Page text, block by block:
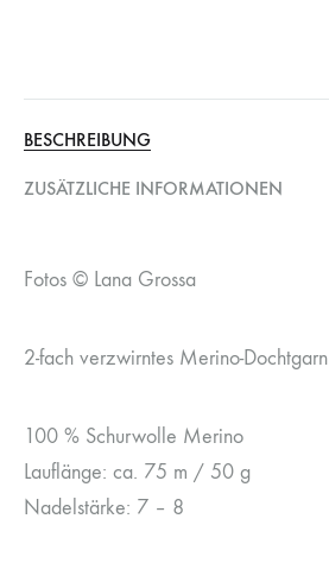
BESCHREIBUNG
ZUSÄTZLICHE INFORMATIONEN
Fotos © Lana Grossa
2-fach verzwirntes Merino-Dochtgarn
100 % Schurwolle Merino
Lauflänge: ca. 75 m / 50 g
Nadelstärke: 7 – 8